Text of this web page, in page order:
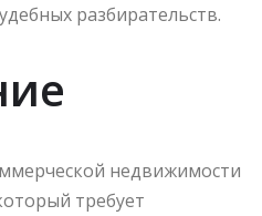
разбирательств.
недвижимости
требует